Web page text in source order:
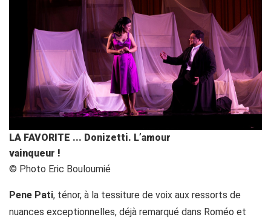
LA FAVORITE ... Donizetti. L’amour
vainqueur !
© Photo Eric Bouloumié
Pene Pati, ténor, à la tessiture de voix aux ressorts de
nuances exceptionnelles, déjà remarqué dans Roméo et